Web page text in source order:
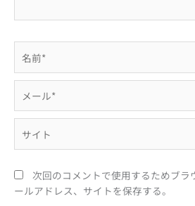
前
*
ル
次回のコメントで使用するためブラ
ールアドレス、サイトを保存する。